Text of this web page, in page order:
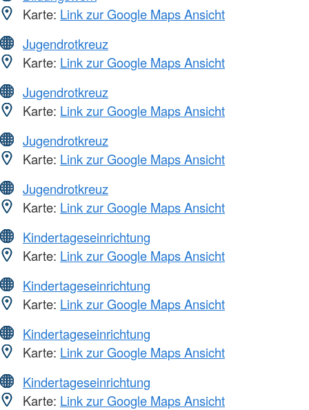
Karte: Link zur Google Maps Ansicht
Jugendrotkreuz
Karte: Link zur Google Maps Ansicht
Jugendrotkreuz
Karte: Link zur Google Maps Ansicht
Jugendrotkreuz
Karte: Link zur Google Maps Ansicht
Jugendrotkreuz
Karte: Link zur Google Maps Ansicht
Kindertageseinrichtung
Karte: Link zur Google Maps Ansicht
Kindertageseinrichtung
Karte: Link zur Google Maps Ansicht
Kindertageseinrichtung
Karte: Link zur Google Maps Ansicht
Kindertageseinrichtung
Karte: Link zur Google Maps Ansicht